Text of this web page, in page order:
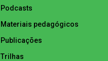
Podcasts
Materiais pedagógicos
Publicações
Trilhas